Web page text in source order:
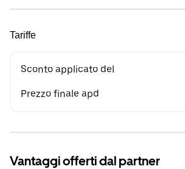
Tariffe
Sconto applicato del
Prezzo finale apd
Vantaggi offerti dal partner